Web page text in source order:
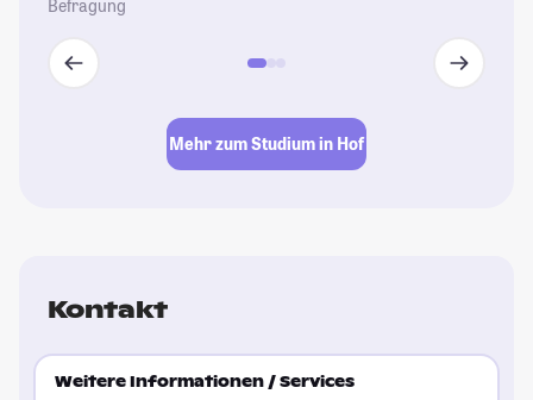
Befragung
Mehr zum Studium in Hof
Kontakt
Weitere Informationen / Services